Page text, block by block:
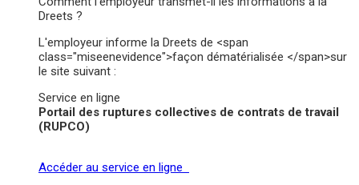
Dreets ?
L'employeur informe la Dreets de <span
class="miseenevidence">façon dématérialisée </span>sur
le site suivant :
Service en ligne
Portail des ruptures collectives de contrats de travail
(RUPCO)
Accéder au service en ligne